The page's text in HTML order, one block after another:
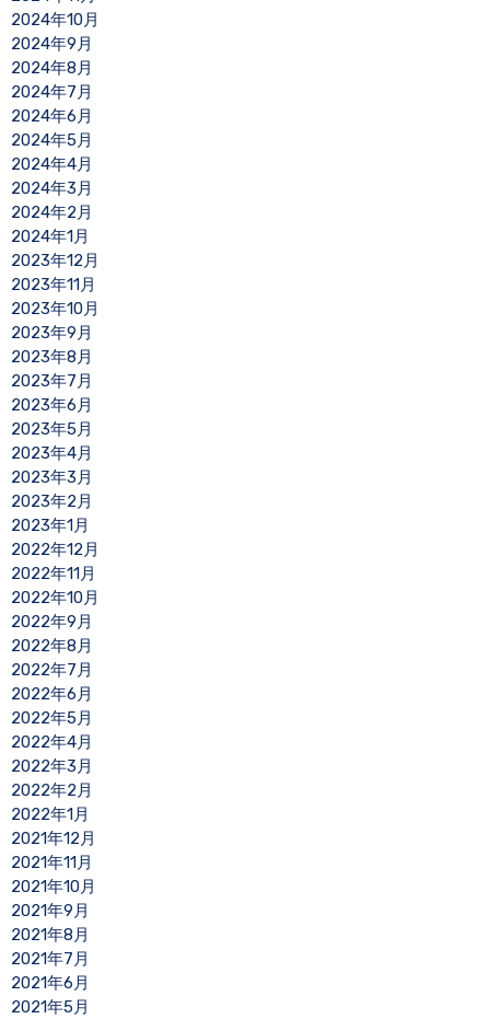
2024年10月
2024年9月
2024年8月
2024年7月
2024年6月
2024年5月
2024年4月
2024年3月
2024年2月
2024年1月
2023年12月
2023年11月
2023年10月
2023年9月
2023年8月
2023年7月
2023年6月
2023年5月
2023年4月
2023年3月
2023年2月
2023年1月
2022年12月
2022年11月
2022年10月
2022年9月
2022年8月
2022年7月
2022年6月
2022年5月
2022年4月
2022年3月
2022年2月
2022年1月
2021年12月
2021年11月
2021年10月
2021年9月
2021年8月
2021年7月
2021年6月
2021年5月